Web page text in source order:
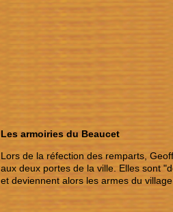
Les armoiries du Beaucet
Lors de la réfection des remparts,
aux deux portes de la ville. Elles sont
et deviennent alors les armes du